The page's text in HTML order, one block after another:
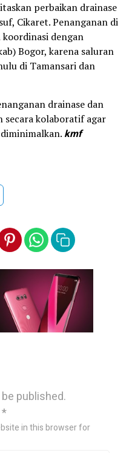
perbaikan drainase
Cikaret. Penanganan di
dengan
Bogor, karena saluran
di Tamansari dan
drainase dan
secara kolaboratif agar
kmf
published.
*
in this browser for